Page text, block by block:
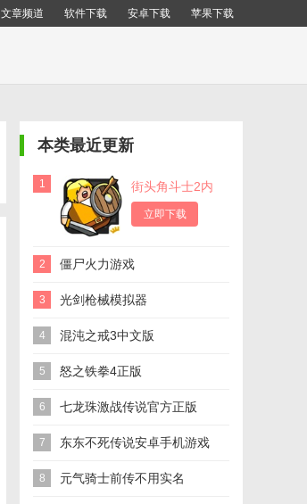
文章频道 软件下载 安卓下载 苹果下载
本类最近更新
1
街头角斗士2内
置菜单
立即下载
2 僵尸火力游戏
3 光剑枪械模拟器
4 混沌之戒3中文版
5 怒之铁拳4正版
6 七龙珠激战传说官方正版
7 东东不死传说安卓手机游戏
8 元气骑士前传不用实名